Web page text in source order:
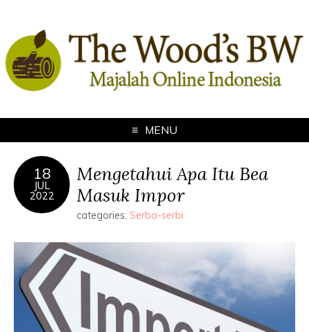
MENU
18
JUL
2022
Mengetahui Apa Itu Bea
Masuk Impor
categories: Serba-serbi